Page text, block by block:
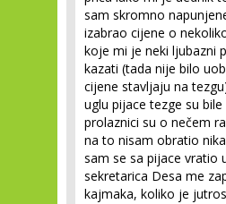
sam skromno
izabrao cijene o
koje mi je neki ljubazni
kazati (tada nije bilo
cijene stavljaju na
uglu pijace tezge su
prolaznici su o nečem
na to nisam obratio
sam se sa pijace vratio
sekretarica Desa me
kajmaka, koliko je